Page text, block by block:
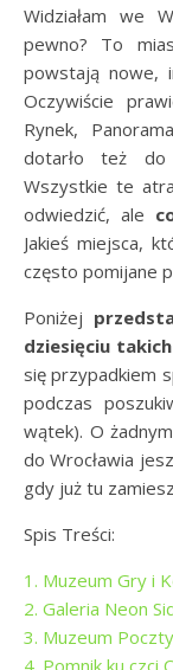
Widziałam we Wrocławiu już chyba wszystko. Czy na
pewno? To
powstają nowe,
Oczywiście
Rynek,
dotarło też do
Wszystkie te
odwiedzić, ale
Jakieś miejsca,
często pomijane
Poniżej
dziesięciu
się przypadkiem
podczas
wątek). O
do Wrocławia
gdy już tu
Spis Treści:
1. Muzeum Gry i
2. Galeria Neon
3. Muzeum
4. Pomnik ku czci